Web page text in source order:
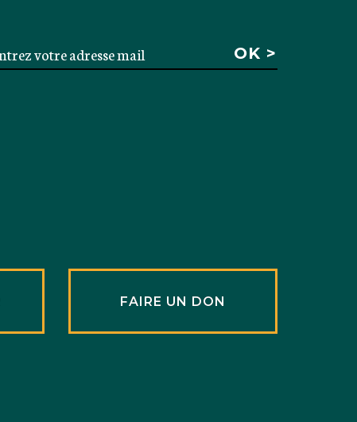
FAIRE UN DON